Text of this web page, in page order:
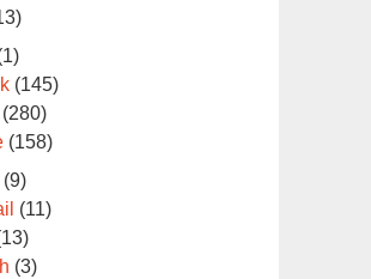
(145)
(158)
(11)
(3)